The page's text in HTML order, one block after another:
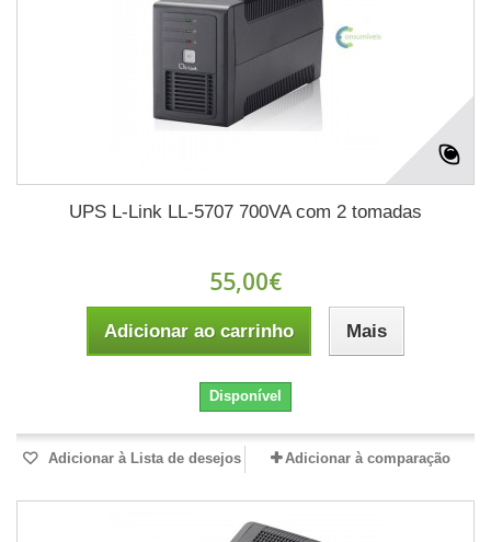
UPS L-Link LL-5707 700VA com 2 tomadas
55,00€
Adicionar ao carrinho Mais
Disponível
Adicionar à Lista de desejos Adicionar à comparação